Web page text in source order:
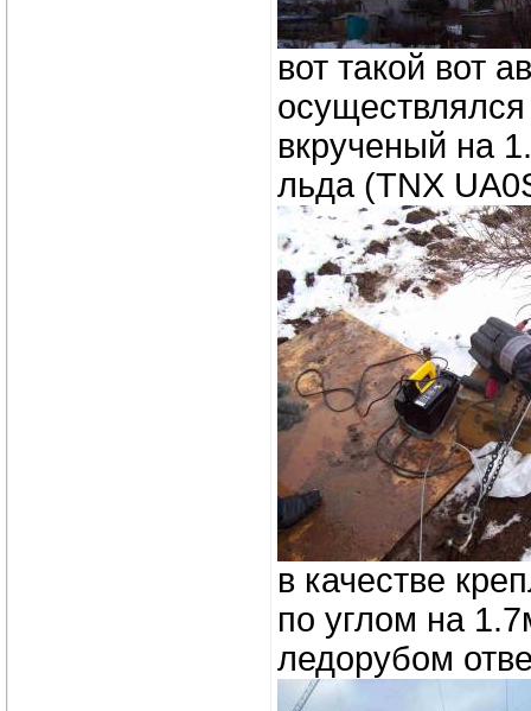
вот такой вот
вкрученый на
льда (TNX
в качестве
по углом на
ледорубом